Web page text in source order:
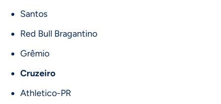
Santos
Red Bull Bragantino
Grêmio
Cruzeiro
Athletico-PR